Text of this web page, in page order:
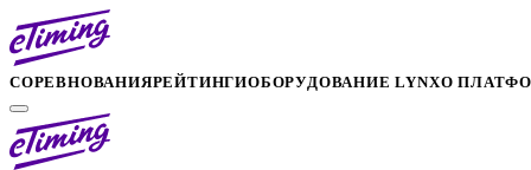
СОРЕВНОВАНИЯРЕЙТИНГИОБОРУДОВАНИЕ LYNXО